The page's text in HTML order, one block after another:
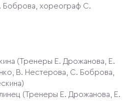
Боброва, хореограф С.
(Тренеры Е. Дрожанова, Е.
В. Нестерова, С. Боброва,
(Тренеры Е. Дрожанова, Е.